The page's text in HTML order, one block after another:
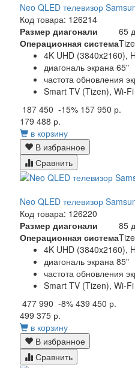
Neo QLED телевизор
Код товара: 126214
Размер диагонали
65
Операционная система
4K UHD (3840x2160),
диагональ экрана 65"
частота обновления
Smart TV (Tizen), Wi-Fi
187 450 -15% 157 950 р.
179 488 р.
в корзину
В избранное
Сравнить
Neo QLED телевизор
Код товара: 126220
Размер диагонали
85
Операционная система
4K UHD (3840x2160),
диагональ экрана 85"
частота обновления
Smart TV (Tizen), Wi-Fi
477 990 -8% 439 450 р.
499 375 р.
в корзину
В избранное
Сравнить